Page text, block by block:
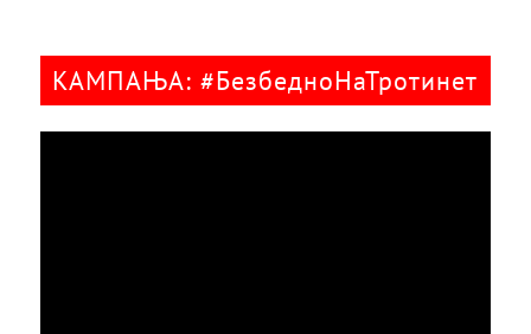
КАМПАЊА: #БезбедноНаТротинет